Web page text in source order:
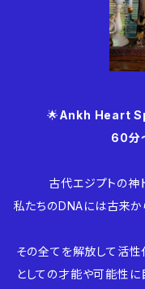
🌟Ankh Heart
60
古代エジプトの神
私たちのDNAには古来
その全てを解放して活性
としての才能や可能性